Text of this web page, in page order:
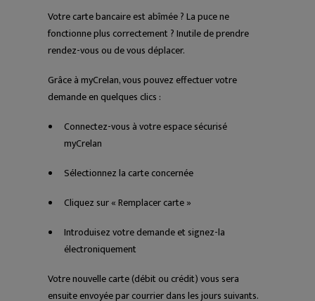
Votre carte bancaire est abîmée ? La puce ne
fonctionne plus correctement ? Inutile de prendre
rendez-vous ou de vous déplacer.
Grâce à myCrelan, vous pouvez effectuer votre
demande en quelques clics :
Connectez-vous à votre espace sécurisé
myCrelan
Sélectionnez la carte concernée
Cliquez sur « Remplacer carte »
Introduisez votre demande et signez-la
électroniquement
Votre nouvelle carte (débit ou crédit) vous sera
ensuite envoyée par courrier dans les jours suivants.